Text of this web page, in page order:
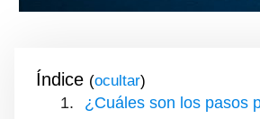
Índice ( )
¿Cuáles son los pasos